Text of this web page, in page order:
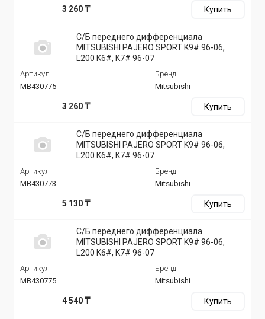
3 260 ₸ Купить
С/Б переднего дифференциала
MITSUBISHI PAJERO SPORT K9# 96-06,
L200 K6#, K7# 96-07
Артикул
MB430775
Бренд
Mitsubishi
3 260 ₸ Купить
С/Б переднего дифференциала
MITSUBISHI PAJERO SPORT K9# 96-06,
L200 K6#, K7# 96-07
Артикул
MB430773
Бренд
Mitsubishi
5 130 ₸ Купить
С/Б переднего дифференциала
MITSUBISHI PAJERO SPORT K9# 96-06,
L200 K6#, K7# 96-07
Артикул
MB430775
Бренд
Mitsubishi
4 540 ₸ Купить